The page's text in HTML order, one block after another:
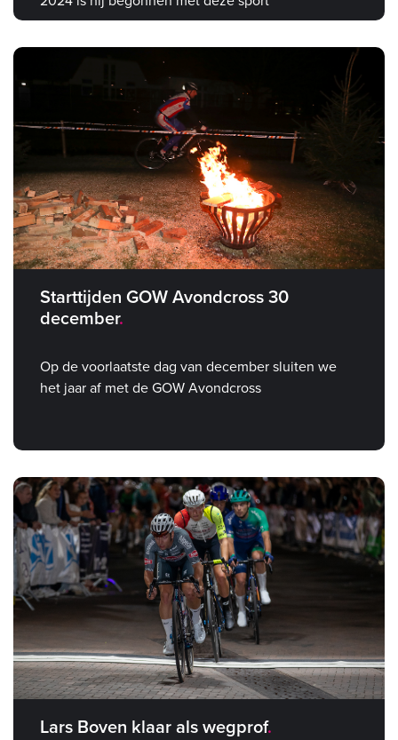
Starttijden GOW Avondcross 30
december
Op de voorlaatste dag van december sluiten we
het jaar af met de GOW Avondcross
Lars Boven klaar als wegprof